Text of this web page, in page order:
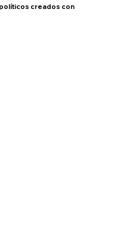
creados con